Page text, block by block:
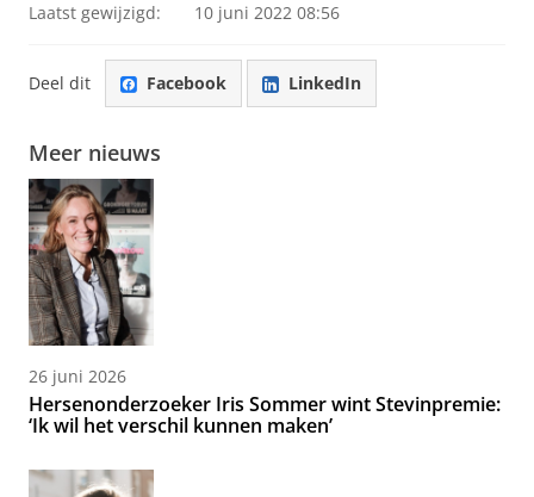
Laatst gewijzigd: 10 juni 2022 08:56
Deel dit Facebook LinkedIn
Meer nieuws
26 juni 2026
Hersenonderzoeker Iris Sommer wint Stevinpremie:
‘Ik wil het verschil kunnen maken’